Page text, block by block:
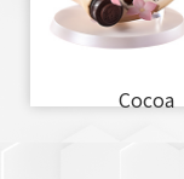
Cocoa